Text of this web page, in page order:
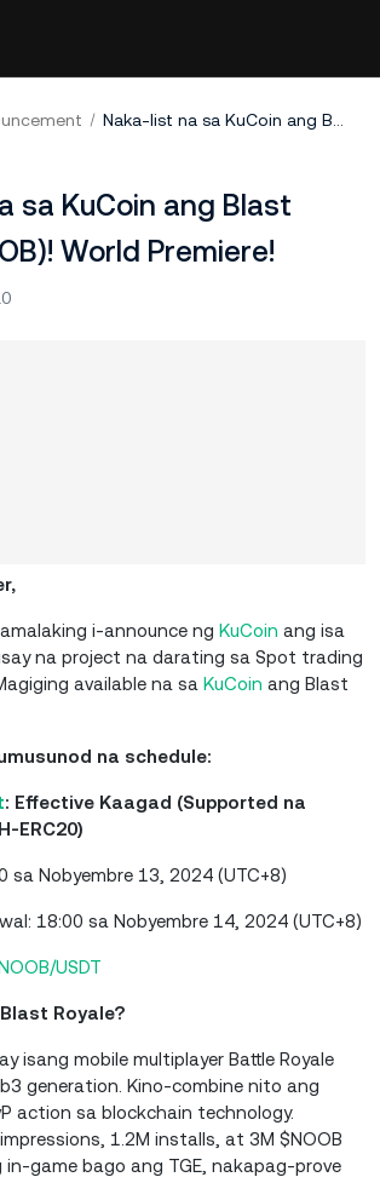
Naka-list na sa KuCoin ang Blast Royale (NOOB)! World Premiere!
sa KuCoin ang Blast
World Premiere!
i-announce ng KuCoin ang isa
na project na darating sa Spot trading
available na sa KuCoin ang Blast
na schedule:
: Effective Kaagad (Supported na
ERC20)
sa Nobyembre 13, 2024 (UTC+8)
18:00 sa Nobyembre 14, 2024 (UTC+8)
USDT
Royale?
isang mobile multiplayer Battle Royale
generation. Kino-combine nito ang
action sa blockchain technology.
1.2M installs, at 3M $NOOB
game bago ang TGE, nakapag-prove